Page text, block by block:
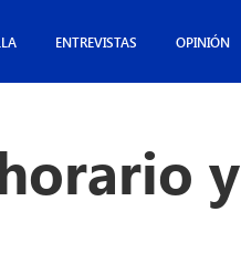
ENTREVISTAS OPINIÓN
y